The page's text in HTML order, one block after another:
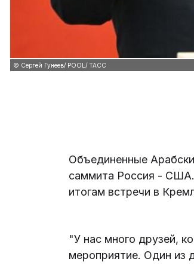
© Сергей Гунеев/ POOL/ ТАСС
Объединенные
саммита Россия - США.
итогам встречи в
"У нас много друзей,
мероприятие. Один из